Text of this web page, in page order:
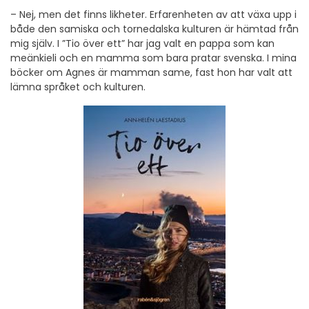
– Nej, men det finns likheter. Erfarenheten av att växa upp i
både den samiska och tornedalska kulturen är hämtad från
mig själv. I ”Tio över ett” har jag valt en pappa som kan
meänkieli och en mamma som bara pratar svenska. I mina
böcker om Agnes är mamman same, fast hon har valt att
lämna språket och kulturen.